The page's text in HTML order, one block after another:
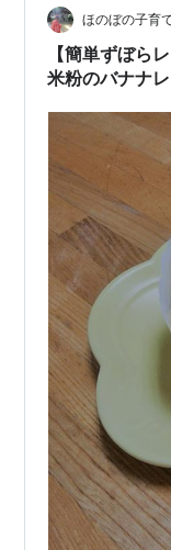
事もちゃんとや
も一緒にクッキ
を示さずだっ…
ほのぼの子育
【簡単ずぼら
米粉のバナナ